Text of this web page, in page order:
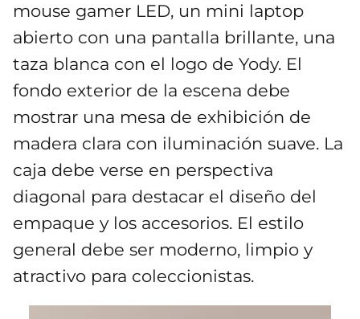
mouse gamer LED, un mini laptop
abierto con una pantalla brillante, una
taza blanca con el logo de Yody. El
fondo exterior de la escena debe
mostrar una mesa de exhibición de
madera clara con iluminación suave. La
caja debe verse en perspectiva
diagonal para destacar el diseño del
empaque y los accesorios. El estilo
general debe ser moderno, limpio y
atractivo para coleccionistas.